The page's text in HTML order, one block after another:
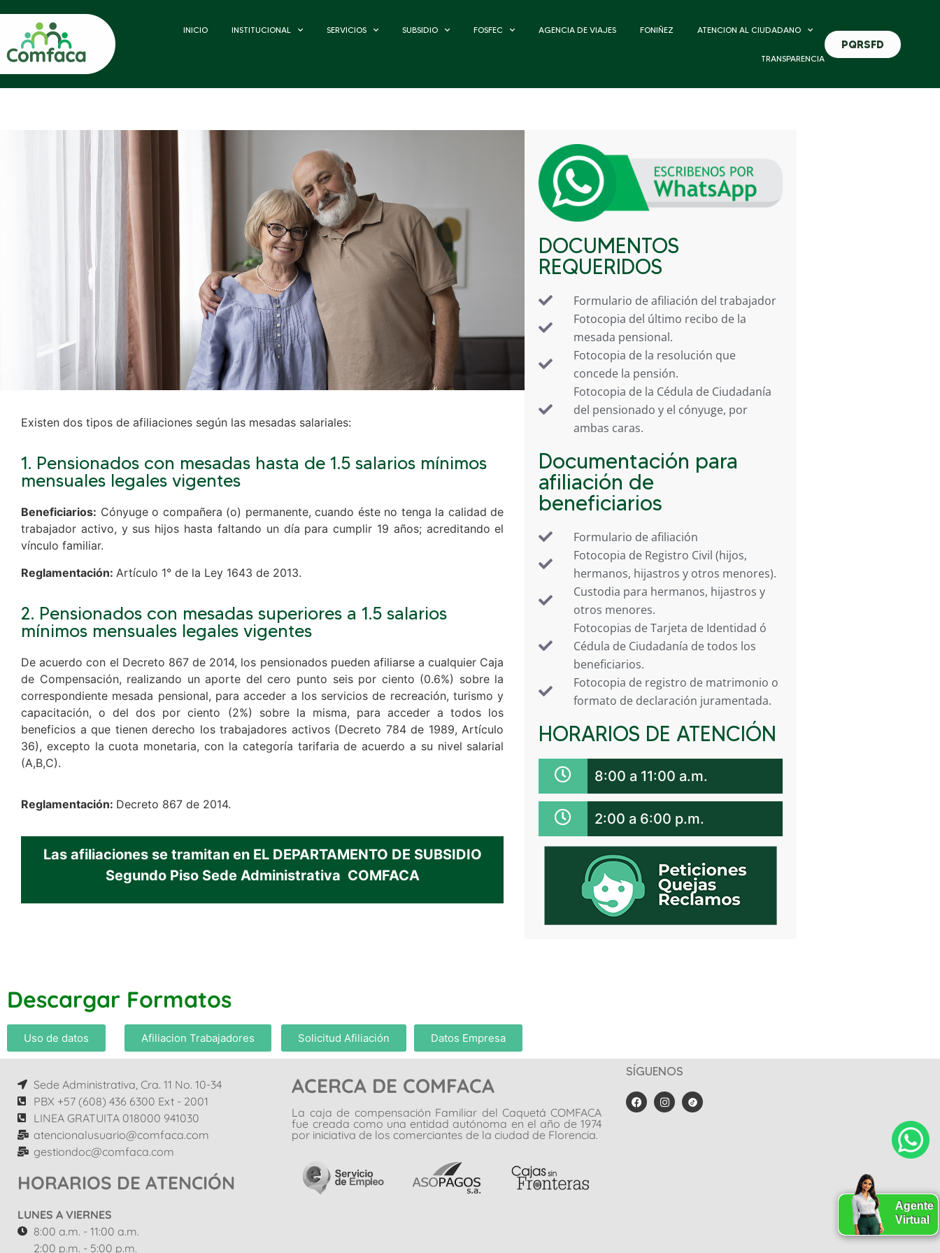
INICIO INSTITUCIONAL SERVICIOS SUBSIDIO FOSFEC AGENCIA DE VIAJES FONIÑEZ ATENCION AL CIUDADANO
TRANSPARENCIA
PQRSFD
Existen dos tipos de afiliaciones según las mesadas salariales:
1. Pensionados con mesadas hasta de 1.5 salarios mínimos
mensuales legales vigentes
Beneficiarios: Cónyuge o compañera (o) permanente, cuando éste no tenga la calidad de
trabajador activo, y sus hijos hasta faltando un día para cumplir 19 años; acreditando el
vínculo familiar.
Reglamentación: Artículo 1° de la Ley 1643 de 2013.
2. Pensionados con mesadas superiores a 1.5 salarios
mínimos mensuales legales vigentes
De acuerdo con el Decreto 867 de 2014, los pensionados pueden afiliarse a cualquier Caja
de Compensación, realizando un aporte del cero punto seis por ciento (0.6%) sobre la
correspondiente mesada pensional, para acceder a los servicios de recreación, turismo y
capacitación, o del dos por ciento (2%) sobre la misma, para acceder a todos los
beneficios a que tienen derecho los trabajadores activos (Decreto 784 de 1989, Artículo
36), excepto la cuota monetaria, con la categoría tarifaria de acuerdo a su nivel salarial
(A,B,C).
Reglamentación: Decreto 867 de 2014.
Las afiliaciones se tramitan en EL DEPARTAMENTO DE SUBSIDIO
Segundo Piso Sede Administrativa COMFACA
DOCUMENTOS
REQUERIDOS
Formulario de afiliación del trabajador
Fotocopia del último recibo de la
mesada pensional.
Fotocopia de la resolución que
concede la pensión.
Fotocopia de la Cédula de Ciudadanía
del pensionado y el cónyuge, por
ambas caras.
Documentación para
afiliación de
beneficiarios
Formulario de afiliación
Fotocopia de Registro Civil (hijos,
hermanos, hijastros y otros menores).
Custodia para hermanos, hijastros y
otros menores.
Fotocopias de Tarjeta de Identidad ó
Cédula de Ciudadanía de todos los
beneficiarios.
Fotocopia de registro de matrimonio o
formato de declaración juramentada.
HORARIOS DE ATENCIÓN
8:00 a 11:00 a.m.
2:00 a 6:00 p.m.
Descargar Formatos
Uso de datos Afiliacion Trabajadores Solicitud Afiliación Datos Empresa
Sede Administrativa, Cra. 11 No. 10-34
PBX +57 (608) 436 6300 Ext - 2001
LINEA GRATUITA 018000 941030
atencionalusuario@comfaca.com
gestiondoc@comfaca.com
HORARIOS DE ATENCIÓN
LUNES A VIERNES
8:00 a.m. - 11:00 a.m.
2:00 p.m. - 5:00 p.m.
ACERCA DE COMFACA
La caja de compensación Familiar del Caquetá COMFACA
fue creada como una entidad autónoma en el año de 1974
por iniciativa de los comerciantes de la ciudad de Florencia.
SÍGUENOS
Agente
Virtual